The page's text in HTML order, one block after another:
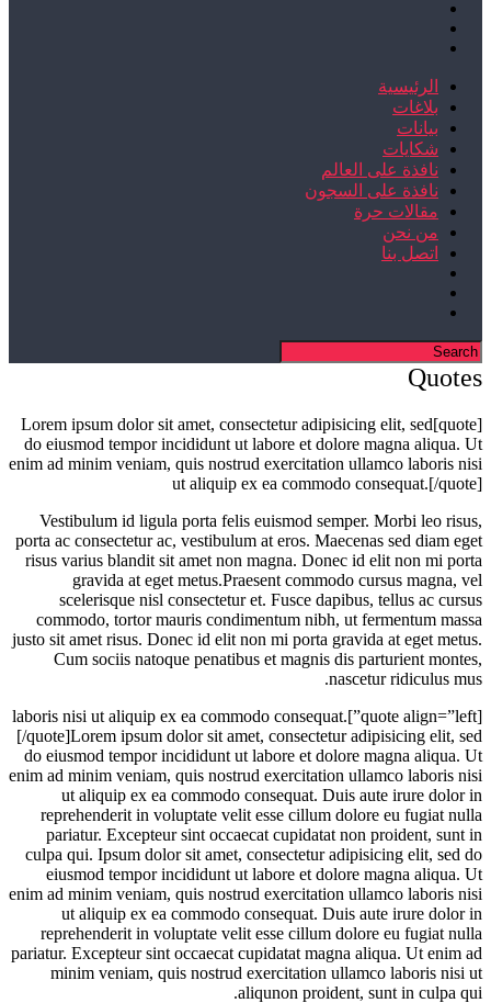
الرئيسية
بلاغات
بيانات
شكايات
نافذة على العالم
نافذة على السجون
مقالات حرة
من نحن
اتصل بنا
Quotes
[quote]Lorem ipsum dolor sit amet, consectetur adipisicing elit, sed
do eiusmod tempor incididunt ut labore et dolore magna aliqua. Ut
enim ad minim veniam, quis nostrud exercitation ullamco laboris nisi
ut aliquip ex ea commodo consequat.[/quote]
Vestibulum id ligula porta felis euismod semper. Morbi leo risus,
porta ac consectetur ac, vestibulum at eros. Maecenas sed diam eget
risus varius blandit sit amet non magna. Donec id elit non mi porta
gravida at eget metus.Praesent commodo cursus magna, vel
scelerisque nisl consectetur et. Fusce dapibus, tellus ac cursus
commodo, tortor mauris condimentum nibh, ut fermentum massa
justo sit amet risus. Donec id elit non mi porta gravida at eget metus.
Cum sociis natoque penatibus et magnis dis parturient montes,
nascetur ridiculus mus.
[quote align=”left”]laboris nisi ut aliquip ex ea commodo consequat.
[/quote]Lorem ipsum dolor sit amet, consectetur adipisicing elit, sed
do eiusmod tempor incididunt ut labore et dolore magna aliqua. Ut
enim ad minim veniam, quis nostrud exercitation ullamco laboris nisi
ut aliquip ex ea commodo consequat. Duis aute irure dolor in
reprehenderit in voluptate velit esse cillum dolore eu fugiat nulla
pariatur. Excepteur sint occaecat cupidatat non proident, sunt in
culpa qui. Ipsum dolor sit amet, consectetur adipisicing elit, sed do
eiusmod tempor incididunt ut labore et dolore magna aliqua. Ut
enim ad minim veniam, quis nostrud exercitation ullamco laboris nisi
ut aliquip ex ea commodo consequat. Duis aute irure dolor in
reprehenderit in voluptate velit esse cillum dolore eu fugiat nulla
pariatur. Excepteur sint occaecat cupidatat magna aliqua. Ut enim ad
minim veniam, quis nostrud exercitation ullamco laboris nisi ut
aliqunon proident, sunt in culpa qui.